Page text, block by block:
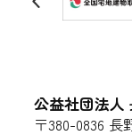
公益社団法人
〒380-0836 長